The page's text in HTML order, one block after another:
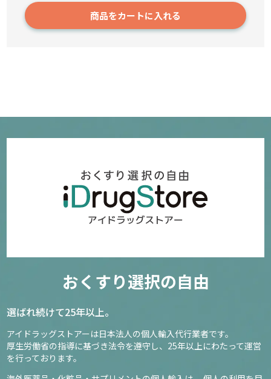
211
4,550円～
6
確認／選び直す
商品をカートに入れる
おくすり選択の自由
選ばれ続けて25年以上。
アイドラッグストアーは日本法人の個人輸入代行業者です。
厚生労働省の指導に基づき法令を遵守し、 25年以上にわたって運営
を行っております。